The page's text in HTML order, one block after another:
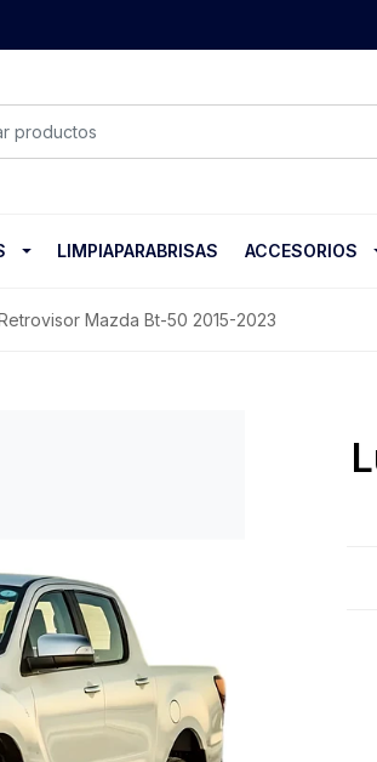
LIMPIAPARABRISAS ACCESORIOS
Mazda Bt-50 2015-2023